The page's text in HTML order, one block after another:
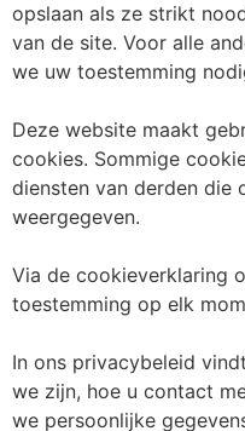
opslaan als ze strikt
van de site. Voor alle
we uw toestemming
Deze website maakt
cookies. Sommige
diensten van derden die
weergegeven.
Via de cookieverklaring
toestemming op elk
In ons privacybeleid
we zijn, hoe u contact
we persoonlijke